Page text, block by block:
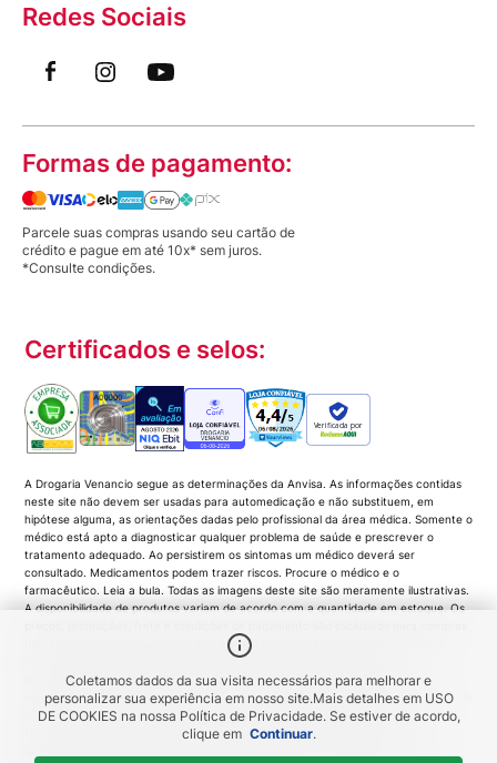
Coletamos dados da sua visita necessários para melhorar e
personalizar sua experiência em nosso site.Mais detalhes em USO
DE COOKIES na nossa Política de Privacidade. Se estiver de acordo,
clique em Continuar.
Redes Sociais
Formas de pagamento:
Parcele suas compras usando seu cartão de
crédito e pague em até 10x* sem juros.
*Consulte condições.
Certificados e selos:
Verificada por
A Drogaria Venancio segue as determinações da Anvisa. As informações contidas
neste site não devem ser usadas para automedicação e não substituem, em
hipótese alguma, as orientações dadas pelo profissional da área médica. Somente o
médico está apto a diagnosticar qualquer problema de saúde e prescrever o
tratamento adequado. Ao persistirem os sintomas um médico deverá ser
consultado. Medicamentos podem trazer riscos. Procure o médico e o
farmacêutico. Leia a bula. Todas as imagens deste site são meramente ilustrativas.
A disponibilidade de produtos variam de acordo com a quantidade em estoque. Os
pela Loja Virtual. Promoções do tipo 'Leve 3 pague 2', 'Leve 2 pague 1', coloque
todas as unidades no carrinho de compras e o desconto será gerado
automaticamente no valor total da compra. As imagens dos produtos são
meramente ilustrativas e a Venancio se resguarda por quaisquer eventuais erros de
informações... DROGARIA Venancio. Venancio Produtos Farmacêuticos LTDA |
Horário de funcionamento: segunda a domingo, das 8h às 22h. CNPJ: